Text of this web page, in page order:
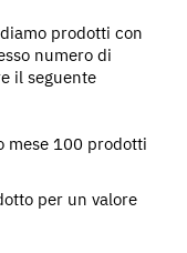
prodotti con
numero di
il seguente
mese 100 prodotti
per un valore